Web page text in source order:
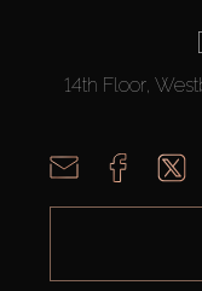
14th Floor,